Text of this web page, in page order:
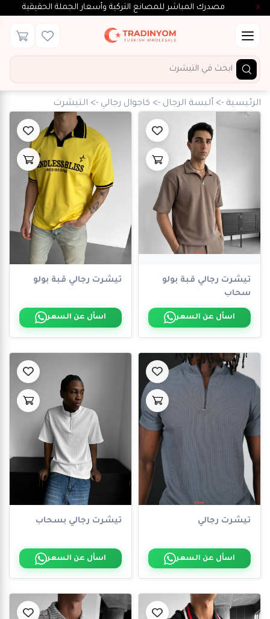
مصدرك المباشر للمصانع التركية وأسعار الجملة الحقيقية X
×
فلتر
بحث
الماركات
discounts
Big
size
Brands
الرئيسية -> ألبسة الرجال -> كاجوال رجالي -> التيشرت
تيشرت رجالي قبة بولو
سحاب
اسأل عن السعر
تيشرت رجالي قبة بولو
اسأل عن السعر
تيشرت رجالي
اسأل عن السعر
تيشرت رجالي بسحاب
اسأل عن السعر